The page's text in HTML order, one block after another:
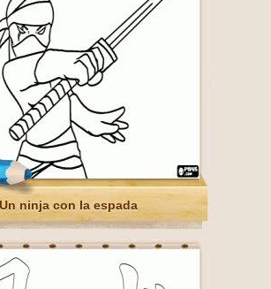
Un ninja con la espada